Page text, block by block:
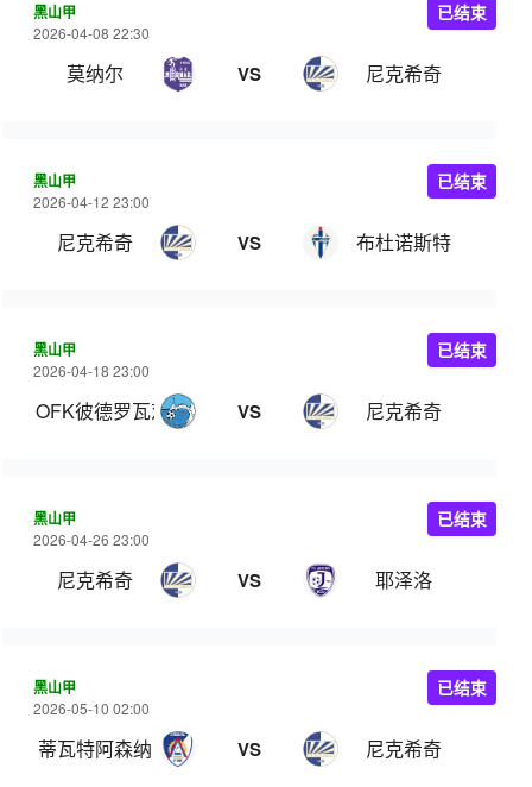
黑山甲
2026-04-08 22:30
莫纳尔 VS 尼克希奇
已结束
黑山甲
2026-04-12 23:00
尼克希奇 VS 布杜诺斯特
已结束
黑山甲
2026-04-18 23:00
OFK彼德罗瓦茨 VS 尼克希奇
已结束
黑山甲
2026-04-26 23:00
尼克希奇 VS 耶泽洛
已结束
黑山甲
2026-05-10 02:00
蒂瓦特阿森纳 VS 尼克希奇
已结束